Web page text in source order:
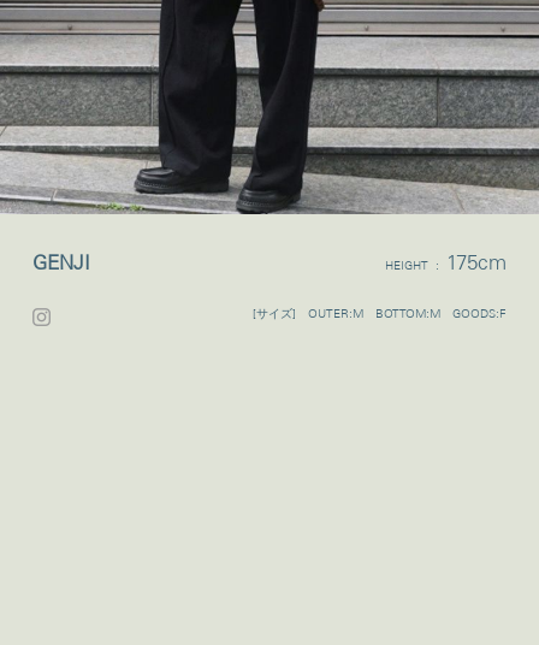
GENJI HEIGHT : 175cm
[サイズ] OUTER:M BOTTOM:M GOODS:F